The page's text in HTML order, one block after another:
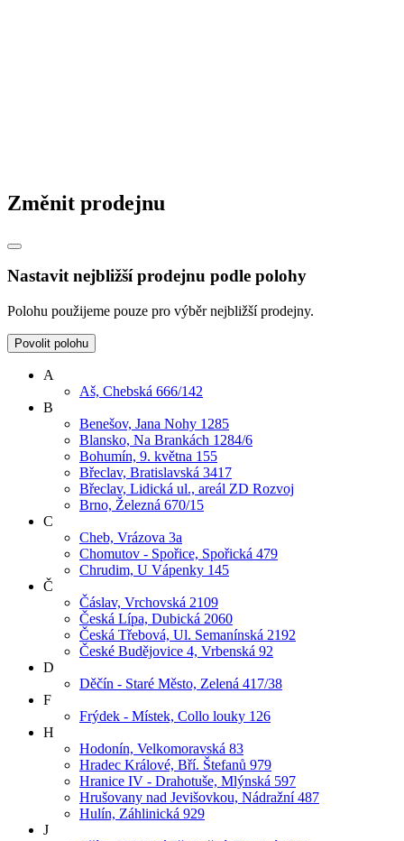
Změnit prodejnu
Nastavit nejbližší prodejnu podle polohy
Polohu použijeme pouze pro výběr nejbližší prodejny.
Povolit polohu
A
Aš, Chebská 666/142
B
Benešov, Jana Nohy 1285
Blansko, Na Brankách 1284/6
Bohumín, 9. května 155
Břeclav, Bratislavská 3417
Břeclav, Lidická ul., areál ZD Rozvoj
Brno, Železná 670/15
C
Cheb, Vrázova 3a
Chomutov - Spořice, Spořická 479
Chrudim, U Vápenky 145
Č
Čáslav, Vrchovská 2109
Česká Lípa, Dubická 2060
Česká Třebová, Ul. Semanínská 2192
České Budějovice 4, Vrbenská 92
D
Děčín - Staré Město, Zelená 417/38
F
Frýdek - Místek, Collo louky 126
H
Hodonín, Velkomoravská 83
Hradec Králové, Bří. Štefanů 979
Hranice IV - Drahotuše, Mlýnská 597
Hrušovany nad Jevišovkou, Nádražní 487
Hulín, Záhlinická 929
J